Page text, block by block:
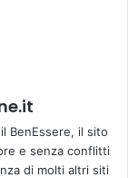
BenEssere, il sito
e senza conflitti
di molti altri siti